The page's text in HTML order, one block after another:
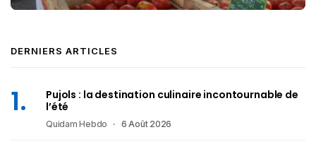
DERNIERS ARTICLES
Pujols : la destination culinaire incontournable de
l’été
Quidam Hebdo 6 Août 2026